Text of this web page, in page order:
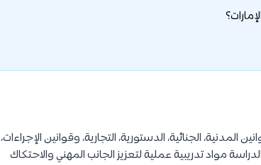
الجنائية، الدستورية، التجارية، وقوانين الإجراءات،
مواد تدريبية عملية لتعزيز الجانب المهني والاحتكاك